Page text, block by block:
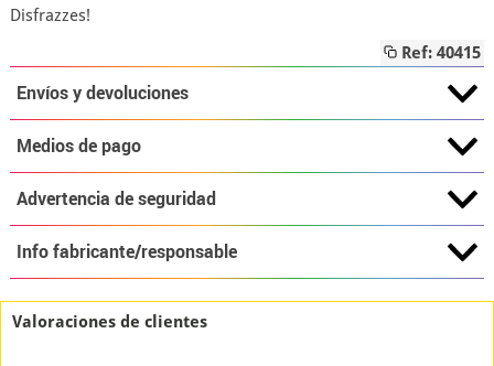
Disfrazzes!
Ref: 40415
Envíos y devoluciones
Medios de pago
Advertencia de seguridad
Info fabricante/responsable
Valoraciones de clientes